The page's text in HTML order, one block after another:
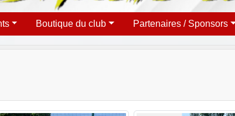
Boutique du club Partenaires / Sponsors